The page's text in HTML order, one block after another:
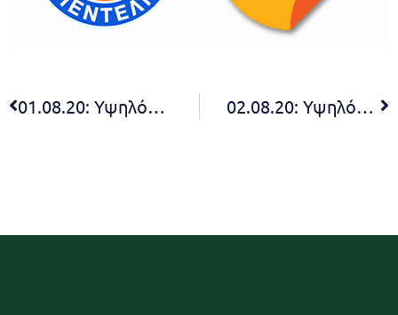
01.08.20: Υψηλός Κίνδυνος 02.08.20: Υψηλός Κίνδυνος